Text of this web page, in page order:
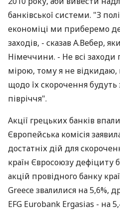
банківської системи. "З
економіці ми приберемо
заходів, - сказав А.Вебер,
Німеччини. - Не всі заходи
мірою, тому я не відкидаю,
щодо їх скорочення
півріччя".
Акції грецьких банків
Європейська комісія
достатніх дій для
країн Євросоюзу
акцій провідного банку
Greece звалилися на 5,6%,
EFG Eurobank Ergasias - на